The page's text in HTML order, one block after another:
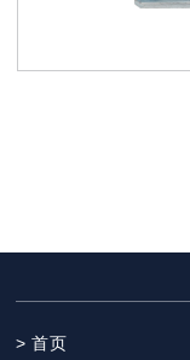
> 首页